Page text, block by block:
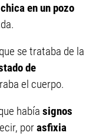
en un pozo
se trataba de la
de
el cuerpo.
había signos
porasfixia